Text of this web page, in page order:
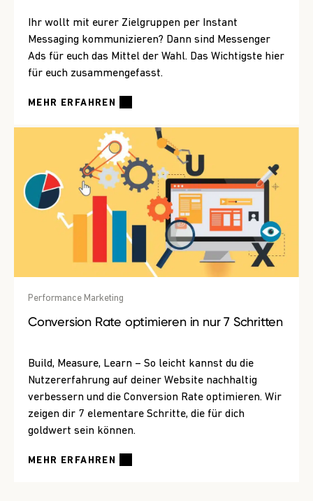
Ihr wollt mit eurer Zielgruppen per Instant
Messaging kommunizieren? Dann sind Messenger
Ads für euch das Mittel der Wahl. Das Wichtigste hier
für euch zusammengefasst.
MEHR ERFAHREN
Performance Marketing
Conversion Rate optimieren in nur 7 Schritten
Build, Measure, Learn – So leicht kannst du die
Nutzererfahrung auf deiner Website nachhaltig
verbessern und die Conversion Rate optimieren. Wir
zeigen dir 7 elementare Schritte, die für dich
goldwert sein können.
MEHR ERFAHREN